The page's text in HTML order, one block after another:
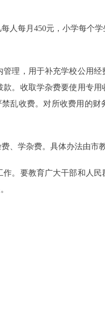
每月450元，小学每个学
，用于补充学校公用经
。收取学杂费要使用专
乱收费。对所收费用的
学杂费。具体办法由市教
要教育广大干部和人民